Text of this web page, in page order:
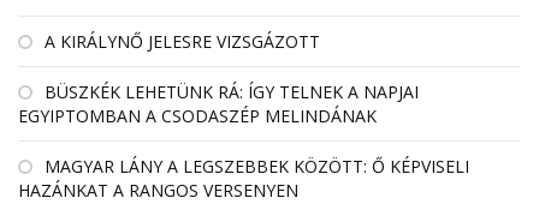
A KIRÁLYNŐ JELESRE VIZSGÁZOTT
BÜSZKÉK LEHETÜNK RÁ: ÍGY TELNEK A NAPJAI
EGYIPTOMBAN A CSODASZÉP MELINDÁNAK
MAGYAR LÁNY A LEGSZEBBEK KÖZÖTT: Ő KÉPVISELI
HAZÁNKAT A RANGOS VERSENYEN